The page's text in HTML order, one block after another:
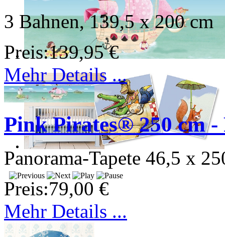
3 Bahnen, 139,5 x 200 cm
Preis:139,95 €
Mehr Details ...
Pink Pirates® 250 cm
Panorama-Tapete 46,5 x
Preis:79,00 €
Mehr Details ...